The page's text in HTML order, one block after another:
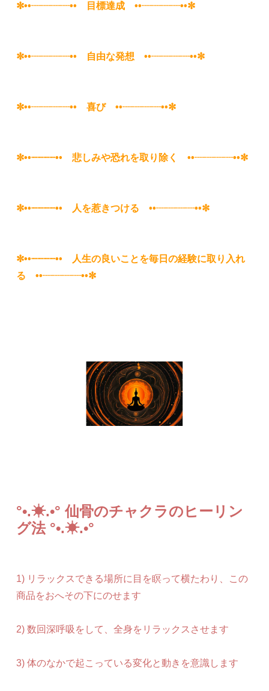
✼••┈┈┈┈•• 目標達成 ••┈┈┈┈••✼
✼••┈┈┈┈•• 自由な発想 ••┈┈┈┈••✼
✼••┈┈┈┈•• 喜び ••┈┈┈┈••✼
✼••┈┈┈┈•• 悲しみや恐れを取り除く ••┈┈┈┈••✼
✼••┈┈┈┈•• 人を惹きつける ••┈┈┈┈••✼
✼••┈┈┈┈•• 人生の良いことを毎日の経験に取り入れ
る ••┈┈┈┈••✼
°•.☀︎.•° 仙骨のチャクラのヒーリン
グ法 °•.☀︎.•°
1) リラックスできる場所に目を瞑って横たわり、この
商品をおへその下にのせます
2) 数回深呼吸をして、全身をリラックスさせます
3) 体のなかで起こっている変化と動きを意識します